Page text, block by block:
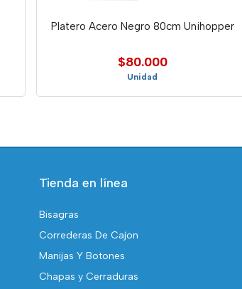
Platero Acero Negro 80cm Unihopper
$80.000
Unidad
Tienda en línea
Bisagras
Correderas De Cajon
Manijas Y Botones
Chapas y Cerraduras